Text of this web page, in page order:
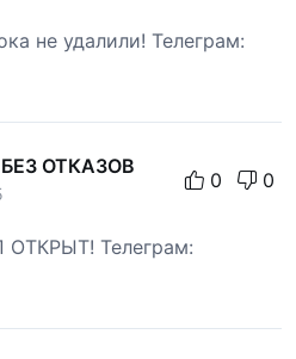
не удалили! Телеграм:
ОТКАЗОВ
0 0
Телеграм: